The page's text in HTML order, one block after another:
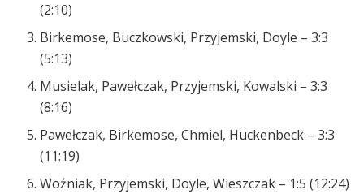
(2:10)
Birkemose, Buczkowski, Przyjemski, Doyle – 3:3
(5:13)
Musielak, Pawełczak, Przyjemski, Kowalski – 3:3
(8:16)
Pawełczak, Birkemose, Chmiel, Huckenbeck – 3:3
(11:19)
Woźniak, Przyjemski, Doyle, Wieszczak – 1:5 (12:24)